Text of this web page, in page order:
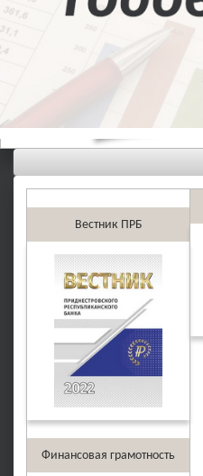
Вестник ПРБ
Финансовая грамотность